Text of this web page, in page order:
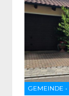
GEMEINDE •